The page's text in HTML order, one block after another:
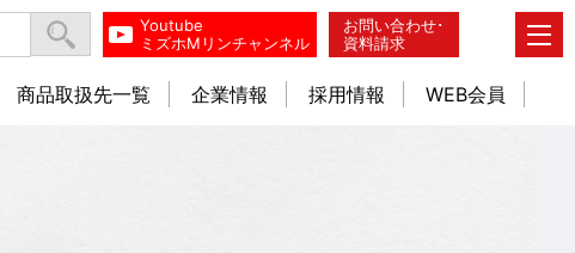
お問い合わせ･
資料請求
Youtube
ミズホMリンチャンネル
商品取扱先一覧 企業情報 採用情報 WEB会員